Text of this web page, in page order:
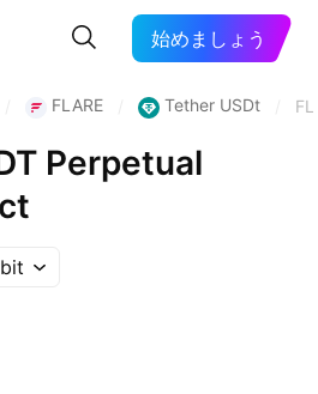
始めましょう
FLARE Tether USDt
Perpetual